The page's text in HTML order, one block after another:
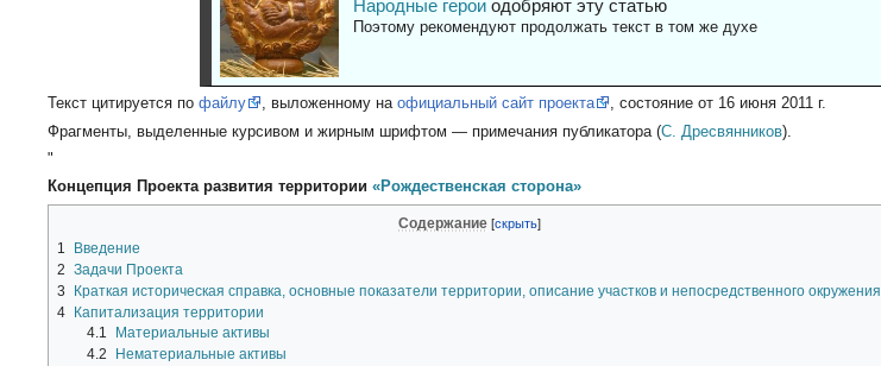
Народные героиодобряют эту статью
Поэтому рекомендуют продолжать текст в том же духе
Текст цитируется пофайлу , выложенному наофициальный сайт проекта
, состояние от 16 июня 2011 г.
Фрагменты, выделенные курсивом и жирным шрифтом — примечания публикатора (С. Дресвянников).
"
Концепция Проекта развития территории«Рождественская сторона»
Содержание
1
Введение
2 Задачи Проекта
3
Краткая историческая справка, основные показатели территории, описание участков и непосредственного окружения
4
Капитализация территории
4.1
Материальные активы
4.2
Нематериальные активы